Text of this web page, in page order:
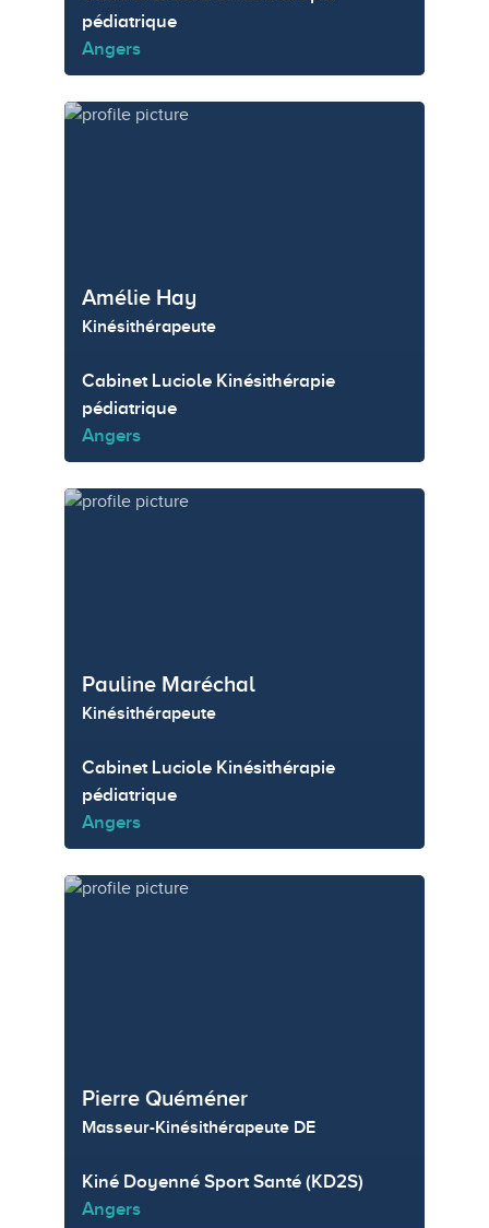
pédiatrique
Angers
Amélie Hay
Kinésithérapeute
Cabinet Luciole Kinésithérapie
pédiatrique
Angers
Pauline Maréchal
Kinésithérapeute
Cabinet Luciole Kinésithérapie
pédiatrique
Angers
Pierre Quéméner
Masseur-Kinésithérapeute DE
Kiné Doyenné Sport Santé (KD2S)
Angers